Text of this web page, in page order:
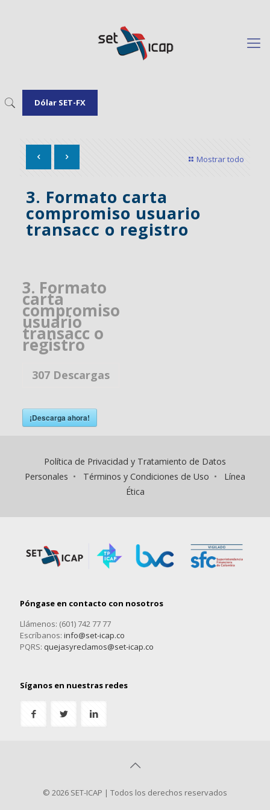
Dólar SET-FX
Mostrar todo
3. Formato carta
compromiso usuario
transacc o registro
3. Formato
carta
compromiso
usuario
transacc o
registro
307Descargas
¡Descarga ahora!
Política de Privacidad y Tratamiento de Datos
Personales • Términos y Condiciones de Uso • Línea
Ética
Póngase en contacto con nosotros
Llámenos: (601) 742 77 77
Escríbanos: info@set-icap.co
PQRS: quejasyreclamos@set-icap.co
Síganos en nuestras redes
© 2026 SET-ICAP | Todos los derechos reservados